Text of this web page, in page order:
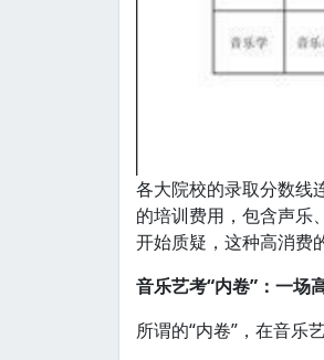
各大院校的录取分数线
的培训费用，包含声乐
开始质疑，这种高消费
音乐艺考“内卷”：一场
所谓的“内卷”，在音乐